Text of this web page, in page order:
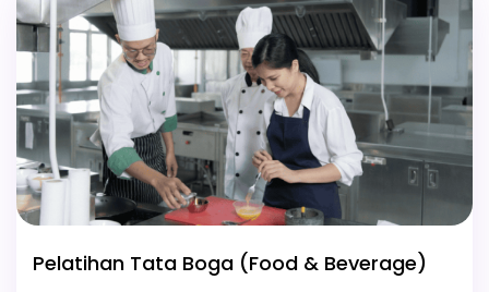
Pelatihan Tata Boga (Food & Beverage)